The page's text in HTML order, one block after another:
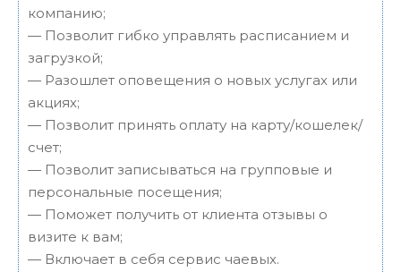
компанию;
— Позволит гибко управлять расписанием и
загрузкой;
— Разошлет оповещения о новых услугах или
акциях;
— Позволит принять оплату на карту/кошелек/
счет;
— Позволит записываться на групповые и
персональные посещения;
— Поможет получить от клиента отзывы о
визите к вам;
— Включает в себя сервис чаевых.